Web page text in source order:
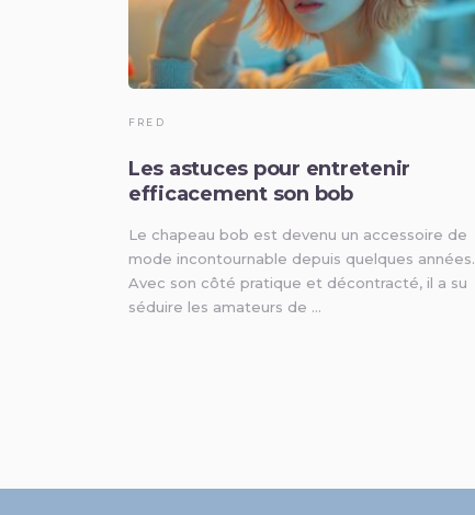
FRED
Les astuces pour entretenir
efficacement son bob
Le chapeau bob est devenu un accessoire de
mode incontournable depuis quelques années.
Avec son côté pratique et décontracté, il a su
séduire les amateurs de …